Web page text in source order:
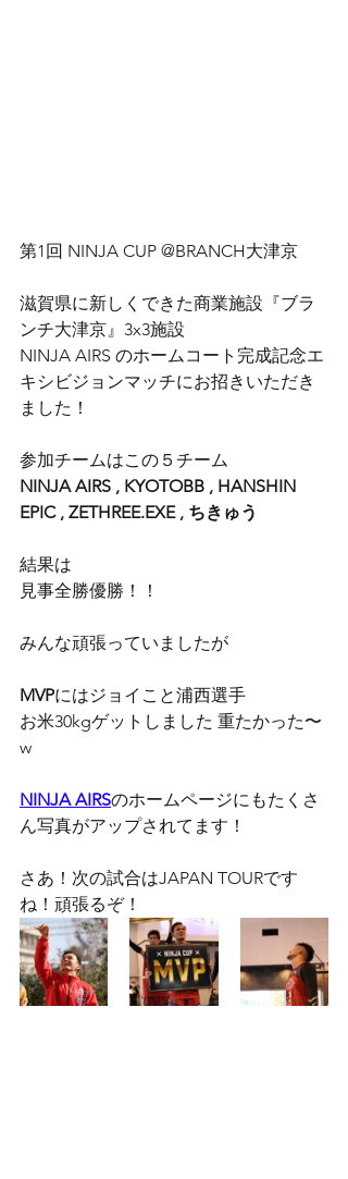
第1回 NINJA CUP @BRANCH大津京
滋賀県に新しくできた商業施設『ブラ
ンチ大津京』3x3施設
NINJA AIRS のホームコート完成記念エ
キシビジョンマッチにお招きいただき
ました！
参加チームはこの５チーム
NINJA AIRS , KYOTOBB , HANSHIN
EPIC , ZETHREE.EXE , ちきゅう
結果は
見事全勝優勝！！
みんな頑張っていましたが
MVPにはジョイこと浦西選手
お米30kgゲットしました 重たかった〜
w
NINJA AIRSのホームページにもたくさ
ん写真がアップされてます！
さあ！次の試合はJAPAN TOURです
ね！頑張るぞ！